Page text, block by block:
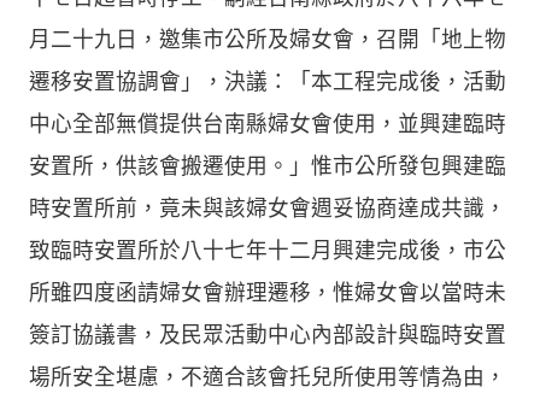
月二十九日，邀集市公所及婦女會，召開「地上物
遷移安置協調會」，決議：「本工程完成後，活動
中心全部無償提供台南縣婦女會使用，並興建臨時
安置所，供該會搬遷使用。」惟市公所發包興建臨
時安置所前，竟未與該婦女會週妥協商達成共識，
致臨時安置所於八十七年十二月興建完成後，市公
所雖四度函請婦女會辦理遷移，惟婦女會以當時未
簽訂協議書，及民眾活動中心內部設計與臨時安置
場所安全堪慮，不適合該會托兒所使用等情為由，